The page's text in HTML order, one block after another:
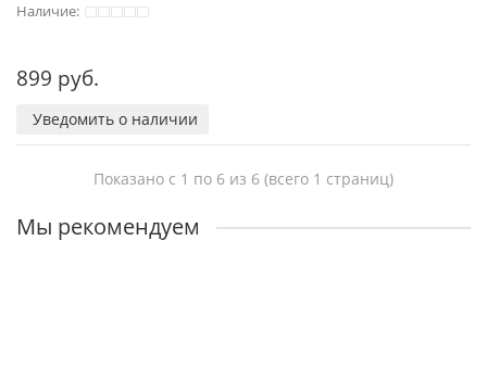
Наличие:
899 руб.
Уведомить о наличии
Показано с 1 по 6 из 6 (всего 1 страниц)
Мы рекомендуем